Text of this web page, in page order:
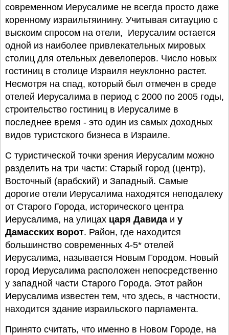
современном Иерусалиме не всегда просто даже
коренному израильтяинину. Учитывая ситауцию с
выскоим спросом на отели, Иерусалим остается
одной из наиболее привлекательных мировых
столиц для отельных девелоперов. Число новых
гостиниц в столице Израиля неуклонно растет.
Несмотря на спад, который был отмечен в среде
отелей Иерусалима в период с 2000 по 2005 годы,
строительство гостиниц в Иерусалиме в
последнее время - это один из самых доходных
видов туристского бизнеса в Израиле.
С туристической точки зрения Иерусалим можно
разделить на три части: Старый город (центр),
Восточный (арабский) и Западный. Самые
дорогие отели Иерусалима находятся неподалеку
от Старого Города, исторического центра
Иерусалима, на улицах царя Давида и у
Дамасских ворот. Район, где находится
большинство современных 4-5* отелей
Иерусалима, называется Новым Городом. Новый
город Иерусалима расположен непосредственно
у западной части Старого Города. Этот район
Иерусалима известен тем, что здесь, в частности,
находится здание израильского парламента.
Принято считать, что именно в Новом Городе, на